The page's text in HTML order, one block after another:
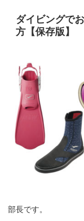
ダイビングで
方【保存版】
部長です。